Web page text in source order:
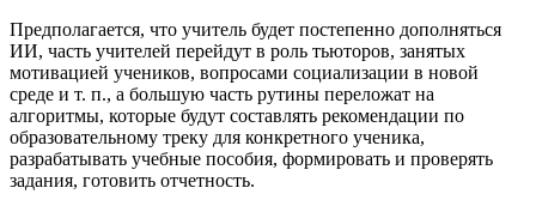
Предполагается, что учитель будет постепенно дополняться
ИИ, часть учителей перейдут в роль тьюторов, занятых
мотивацией учеников, вопросами социализации в новой
среде и т. п., а бoльшую часть рутины переложат на
алгоритмы, которые будут составлять рекомендации по
образовательному треку для конкретного ученика,
разрабатывать учебные пособия, формировать и проверять
задания, готовить отчетность.